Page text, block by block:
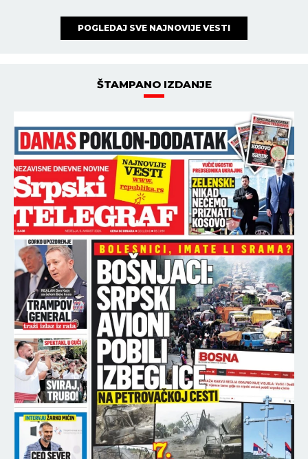
POGLEDAJ SVE NAJNOVIJE VESTI
ŠTAMPANO IZDANJE